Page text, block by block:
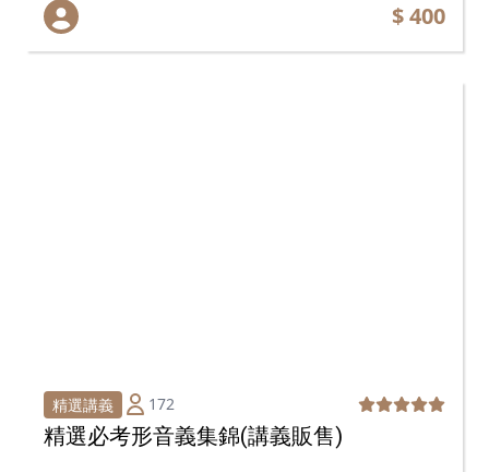
$ 400
精選講義 172
精選必考形音義集錦(講義販售)